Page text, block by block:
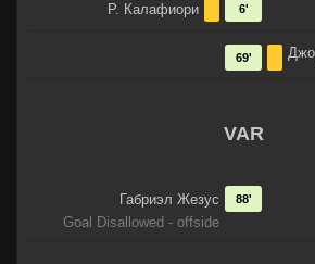
Р. Калафиори 6'
69'
VAR
Габриэл Жезус
Goal Disallowed - offside
88'